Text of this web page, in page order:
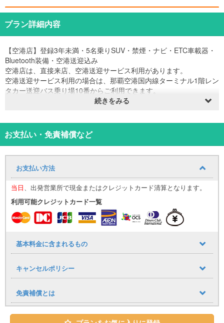
プラン詳細内容
【空港店】登録3年未満・5名乗りSUV・禁煙・ナビ・ETC車載器・
Bluetooth装備・空港送迎込み
空港店は、直接来店、空港送迎サービス利用があります。
空港送迎サービス利用の場合は、那覇空港国内線ターミナル1階レン
タカー送迎バス乗り場10番からご利用できます。
乗り場10番「ユウ・アイレンタカー」の看板の前でお待ち頂けまし
は、出発フライト120分前を目安に、空港店へご返却をお願い致し
ます。
時間18時45分
・国際通り店は、全ての送迎サービスはありません。
店舗到着後は、運転免許証の確認と予約内容確認とお支払いがあり
ます。
お支払いは、現金またはクレジット支払いができます。
予約内容確認後、貸渡証を受け取り、車両貸渡になります。
弊社レンタカーをご利用の際は、愛犬・愛猫等の動物との同乗一切
禁止いたします。
願い申し上げます。
続きをみる
お支払い・免責補償など
お支払い方法
当日、出発営業所で現金またはクレジットカード清算となります。
利用可能クレジットカード一覧
基本料金に含まれるもの
キャンセルポリシー
免責補償とは